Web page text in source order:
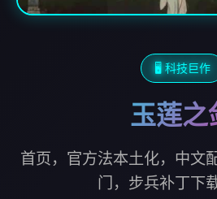
🖥️ 科技巨作
玉莲之
首页，官方法本土化，中文
门，步兵补丁下